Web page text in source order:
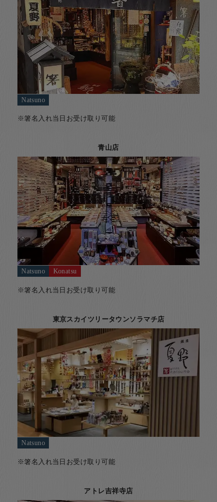
Natsuno
※箸名入れ当日お受け取り可能
青山店
Natsuno Konatsu
※箸名入れ当日お受け取り可能
東京スカイツリータウンソラマチ店
Natsuno
※箸名入れ当日お受け取り可能
アトレ吉祥寺店